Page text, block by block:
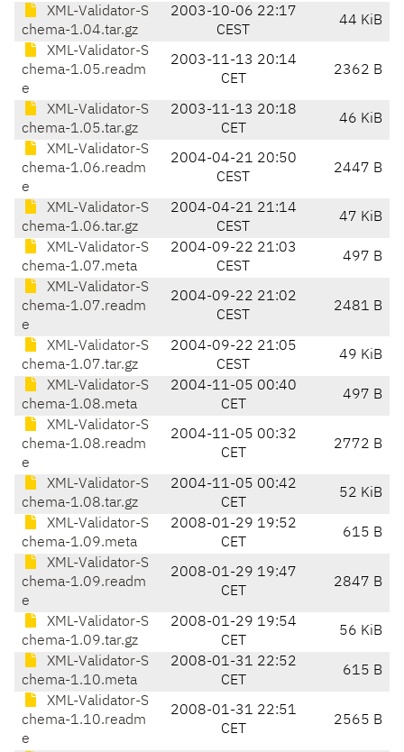
XML-Validator-S
chema-1.04.tar.gz
2003-10-06 22:17
CEST
44 KiB
XML-Validator-S
chema-1.05.readm
e
2003-11-13 20:14
CET
2362 B
XML-Validator-S
chema-1.05.tar.gz
2003-11-13 20:18
CET
46 KiB
XML-Validator-S
chema-1.06.readm
e
2004-04-21 20:50
CEST
2447 B
XML-Validator-S
chema-1.06.tar.gz
2004-04-21 21:14
CEST
47 KiB
XML-Validator-S
chema-1.07.meta
2004-09-22 21:03
CEST
497 B
XML-Validator-S
chema-1.07.readm
e
2004-09-22 21:02
CEST
2481 B
XML-Validator-S
chema-1.07.tar.gz
2004-09-22 21:05
CEST
49 KiB
XML-Validator-S
chema-1.08.meta
2004-11-05 00:40
CET
497 B
XML-Validator-S
chema-1.08.readm
e
2004-11-05 00:32
CET
2772 B
XML-Validator-S
chema-1.08.tar.gz
2004-11-05 00:42
CET
52 KiB
XML-Validator-S
chema-1.09.meta
2008-01-29 19:52
CET
615 B
XML-Validator-S
chema-1.09.readm
e
2008-01-29 19:47
CET
2847 B
XML-Validator-S
chema-1.09.tar.gz
2008-01-29 19:54
CET
56 KiB
XML-Validator-S
chema-1.10.meta
2008-01-31 22:52
CET
615 B
XML-Validator-S
chema-1.10.readm
e
2008-01-31 22:51
CET
2565 B